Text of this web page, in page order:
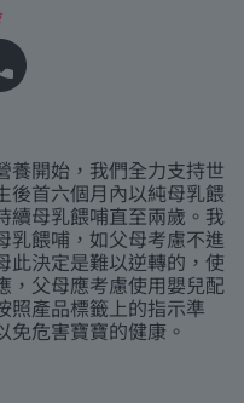
養開始，我們全力支持世
後首六個月內以純母乳餵
續母乳餵哺直至兩歲。我
乳餵哺，如父母考慮不進
此決定是難以逆轉的，使
，父母應考慮使用嬰兒配
照產品標籤上的指示準
危害寶寶的健康。